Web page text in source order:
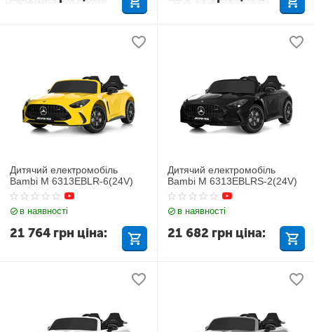
Дитячий електромобіль
Bambi M 6313EBLR-6(24V)
в наявності
21 764 грн ціна:
Дитячий електромобіль
Bambi M 6313EBLRS-2(24V)
в наявності
21 682 грн ціна: